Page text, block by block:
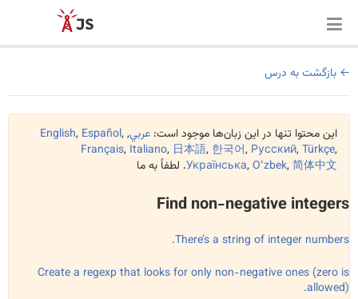
بازگشت به درس
این محتوا تنها در این زبان‌ها موجود است: عربي,
English, Español,
Français, Italiano, 日本語, 한국어, Русский, Türkçe,
Українська, Oʻzbek, 简体中文 . لطفاً به ما
Find non-negative integers
There’s a string of integer numbers.
Create a regexp that looks for only non-negative ones (zero is
allowed).